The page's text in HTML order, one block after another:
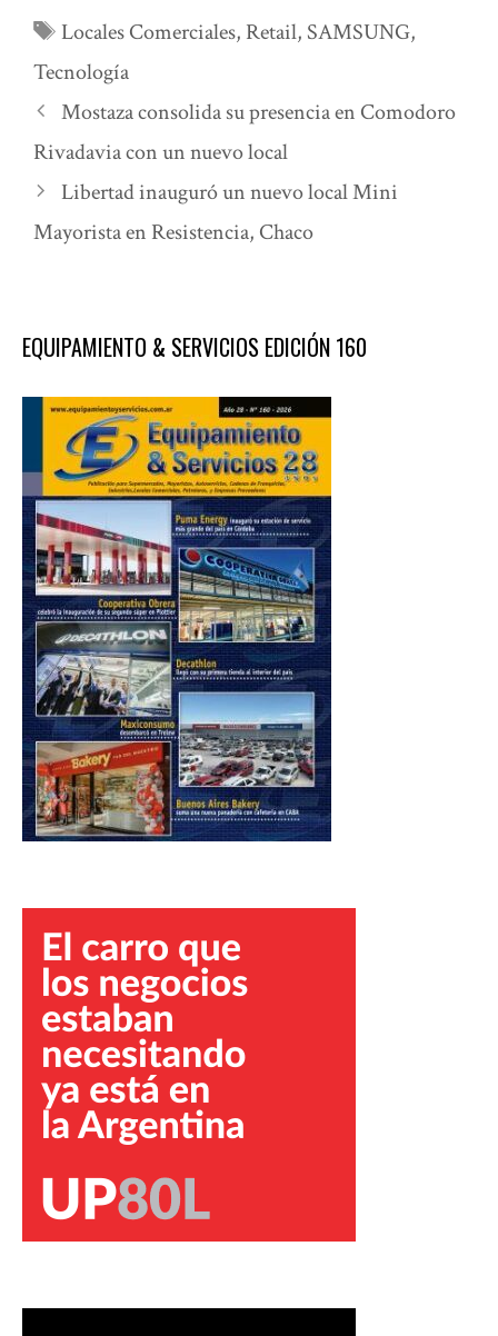
Etiquetas
Locales Comerciales, Retail, SAMSUNG,
Tecnología
Mostaza consolida su presencia en Comodoro
Rivadavia con un nuevo local
Libertad inauguró un nuevo local Mini
Mayorista en Resistencia, Chaco
EQUIPAMIENTO & SERVICIOS EDICIÓN 160